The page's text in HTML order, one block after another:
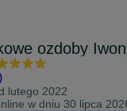
ozdoby
lutego 2022
w dniu 30 lipca